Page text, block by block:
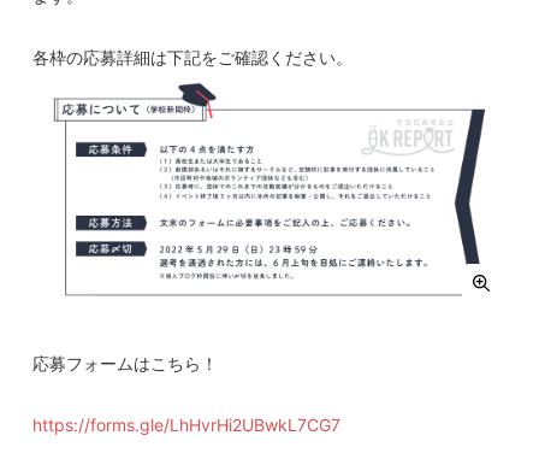
各枠の応募詳細は下記をご確認ください。
応募フォームはこちら！
https://forms.gle/LhHvrHi2UBwkL7CG7